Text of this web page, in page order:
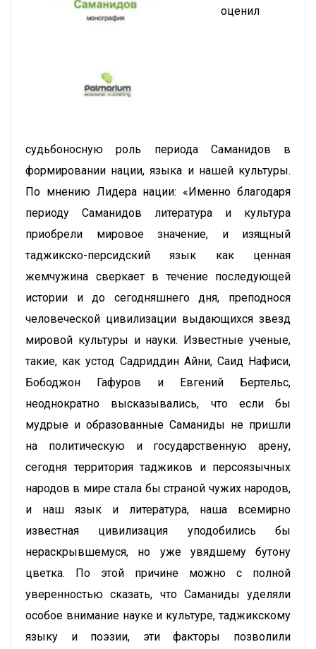
оценил
судьбоносную роль периода Саманидов в
формировании нации, языка и нашей культуры.
По мнению Лидера нации: «Именно благодаря
периоду Саманидов литература и культура
приобрели мировое значение, и изящный
таджикско-персидский язык как ценная
жемчужина сверкает в течение последующей
истории и до сегодняшнего дня, преподнося
человеческой цивилизации выдающихся звезд
мировой культуры и науки. Известные ученые,
такие, как устод Садриддин Айни, Саид Нафиси,
Бободжон Гафуров и Евгений Бертельс,
неоднократно высказывались, что если бы
мудрые и образованные Саманиды не пришли
на политическую и государственную арену,
сегодня территория таджиков и персоязычных
народов в мире стала бы страной чужих народов,
и наш язык и литература, наша всемирно
известная цивилизация уподобились бы
нераскрывшемуся, но уже увядшему бутону
цветка. По этой причине можно с полной
уверенностью сказать, что Саманиды уделяли
особое внимание науке и культуре, таджикскому
языку и поэзии, эти факторы позволили